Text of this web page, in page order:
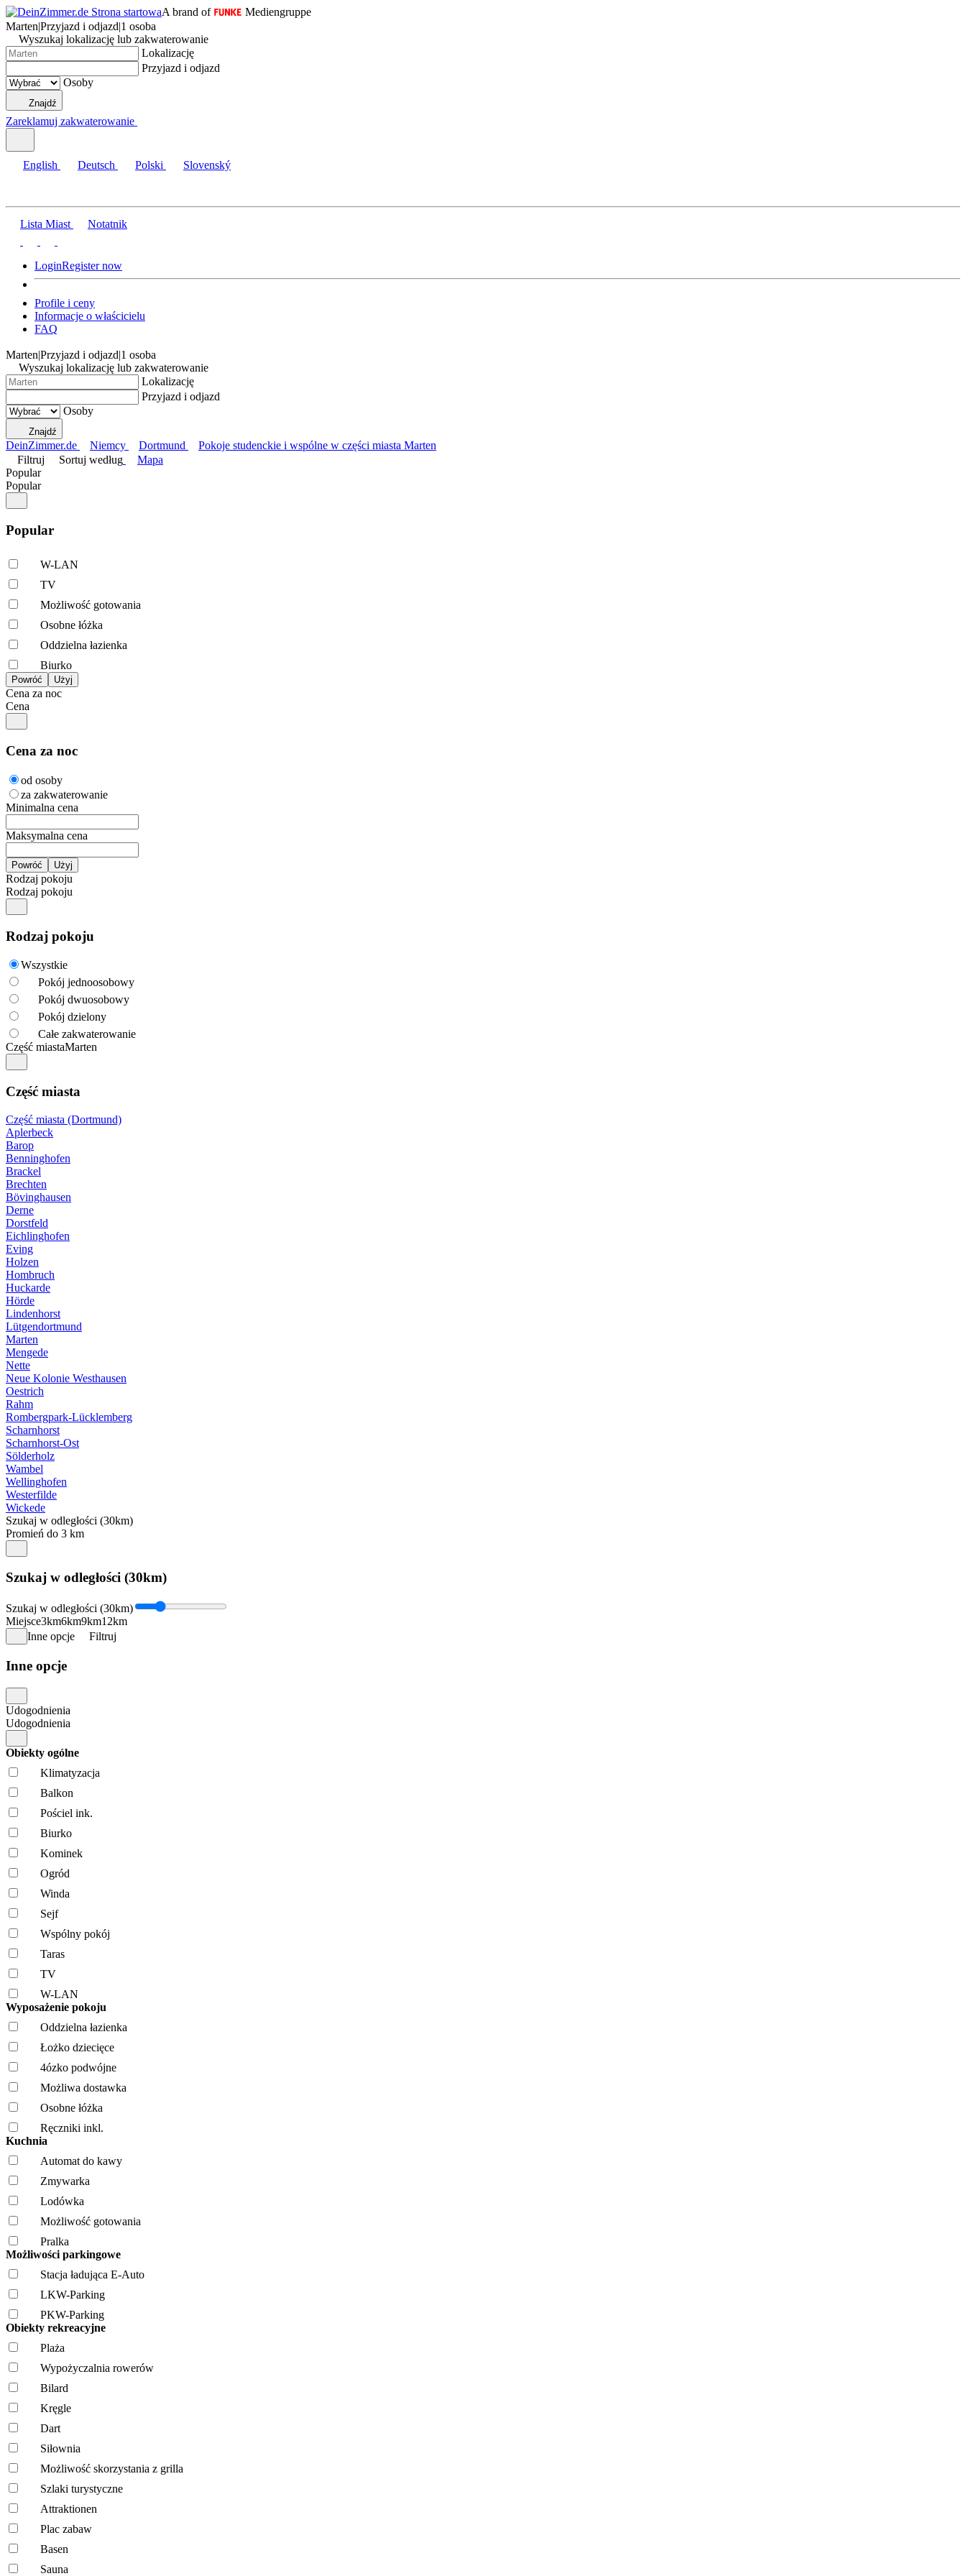
A brand of
Mediengruppe
Marten|Przyjazd i odjazd|1 osoba
Wyszukaj lokalizację lub zakwaterowanie
Lokalizację
Przyjazd i odjazd
Osoby
Znajdź
Zareklamuj zakwaterowanie
English Deutsch Polski Slovenský
Lista Miast Notatnik
LoginRegister now
Profile i ceny
Informacje o właścicielu
FAQ
Marten|Przyjazd i odjazd|1 osoba
Wyszukaj lokalizację lub zakwaterowanie
Lokalizację
Przyjazd i odjazd
Osoby
Znajdź
DeinZimmer.de Niemcy Dortmund
Pokoje studenckie i wspólne w części miasta Marten
Filtruj
Sortuj według
Mapa
Popular
Popular
Popular
W-LAN
TV
Możliwość gotowania
Osobne łóżka
Oddzielna łazienka
Biurko
Cena za noc
Cena
Cena za noc
od osoby
za zakwaterowanie
Minimalna cena
Maksymalna cena
Rodzaj pokoju
Rodzaj pokoju
Rodzaj pokoju
Wszystkie
Pokój jednoosobowy
Pokój dwuosobowy
Pokój dzielony
Całe zakwaterowanie
Część miastaMarten
Część miasta
Część miasta (Dortmund)
Aplerbeck
Barop
Benninghofen
Brackel
Brechten
Bövinghausen
Derne
Dorstfeld
Eichlinghofen
Eving
Holzen
Hombruch
Huckarde
Hörde
Lindenhorst
Lütgendortmund
Marten
Mengede
Nette
Neue Kolonie Westhausen
Oestrich
Rahm
Rombergpark-Lücklemberg
Scharnhorst
Scharnhorst-Ost
Sölderholz
Wambel
Wellinghofen
Westerfilde
Wickede
Szukaj w odległości (30km)
Promień do 3 km
Szukaj w odległości (30km)
Szukaj w odległości (30km)
Miejsce3km6km9km12km
Inne opcje
Filtruj
Inne opcje
Udogodnienia
Udogodnienia
Obiekty ogólne
Klimatyzacja
Balkon
Pościel ink.
Biurko
Kominek
Ogród
Winda
Sejf
Wspólny pokój
Taras
TV
W-LAN
Wyposażenie pokoju
Oddzielna łazienka
Łożko dziecięce
4ózko podwójne
Możliwa dostawka
Osobne łóżka
Ręczniki inkl.
Kuchnia
Automat do kawy
Zmywarka
Lodówka
Możliwość gotowania
Pralka
Możliwości parkingowe
Stacja ładująca E-Auto
LKW-Parking
PKW-Parking
Obiekty rekreacyjne
Plaża
Wypożyczalnia rowerów
Bilard
Kręgle
Dart
Siłownia
Możliwość skorzystania z grilla
Szlaki turystyczne
Attraktionen
Plac zabaw
Basen
Sauna